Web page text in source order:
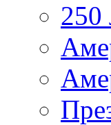
250